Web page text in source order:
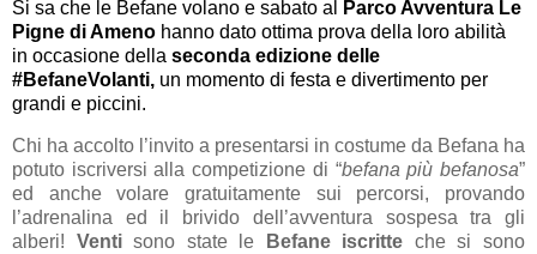
Si sa che le Befane volano e sabato al
Parco Avventura Le
Pigne di Ameno hanno dato ottima prova della loro abilità
in occasione della seconda edizione delle
#BefaneVolanti, un momento di festa e divertimento per
grandi e piccini.
Chi ha accolto l’invito a presentarsi in costume da Befana ha
potuto iscriversi alla competizione di “befana più befanosa”
ed anche volare gratuitamente sui percorsi, provando
l’adrenalina ed il brivido dell’avventura sospesa tra gli
alberi! Ventisono state le Befane iscritte che si sono